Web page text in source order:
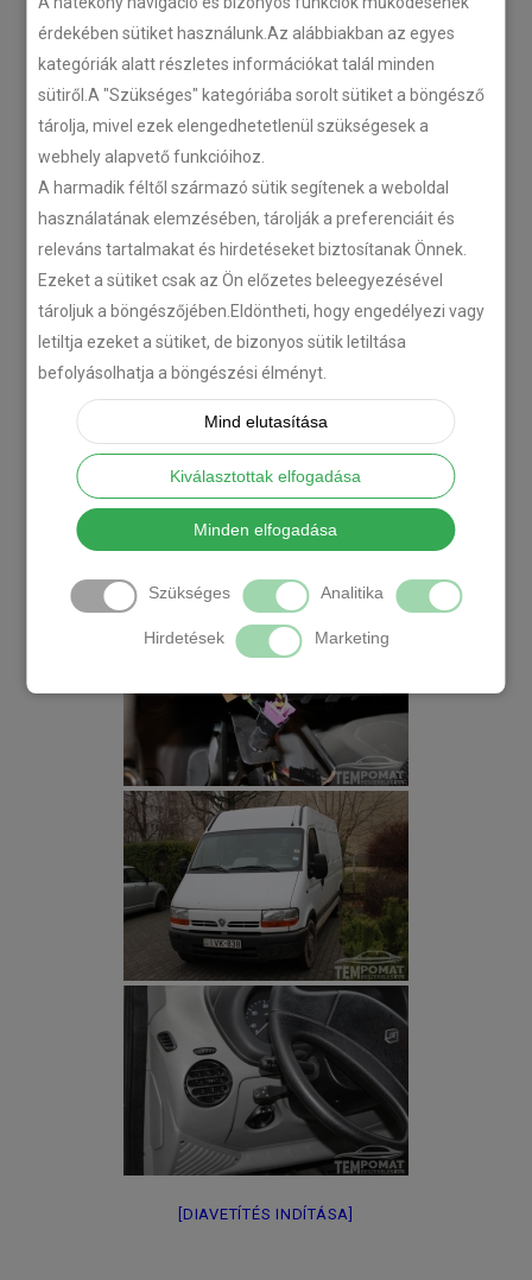
érdekében sütiket használunk.Az alábbiakban az egyes
kategóriák alatt részletes információkat talál minden
sütiről.A "Szükséges" kategóriába sorolt sütiket a böngésző
tárolja, mivel ezek elengedhetetlenül szükségesek a
webhely alapvető funkcióihoz.
A harmadik féltől származó sütik segítenek a weboldal
használatának elemzésében, tárolják a preferenciáit és
releváns tartalmakat és hirdetéseket biztosítanak Önnek.
Ezeket a sütiket csak az Ön előzetes beleegyezésével
tároljuk a böngészőjében.Eldöntheti, hogy engedélyezi vagy
letiltja ezeket a sütiket, de bizonyos sütik letiltása
befolyásolhatja a böngészési élményt.
Mind elutasítása
Kiválasztottak elfogadása
Minden elfogadása
Szükséges Analitika
Hirdetések Marketing
[DIAVETÍTÉS INDÍTÁSA]